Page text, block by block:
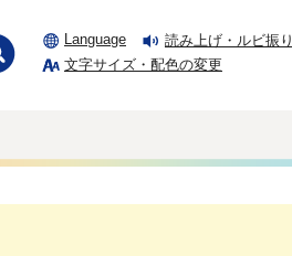
Language
読み上げ・ルビ振り
文字サイズ・配色の変更